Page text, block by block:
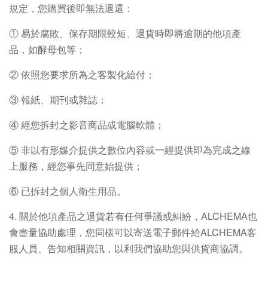
規定，您購買後即無法退還：
① 易於腐敗、保存期限較短、退貨時即將逾期的他項產
品，如酵母包等；
② 依照您要求所為之客製化給付；
③ 報紙、期刊或雜誌；
④ 經您拆封之影音商品或電腦軟體；
⑤ 非以有形媒介提供之數位內容或一經提供即為完成之線
上服務，經您事先同意始提供；
⑥ 已拆封之個人衛生用品。
4. 關於他項產品之退貨若有任何爭議或糾紛，ALCHEMA也
會盡量協助處理，您同樣可以寄送電子郵件給ALCHEMA客
服人員、告知相關資訊，以利我們協助您與供貨商協調。